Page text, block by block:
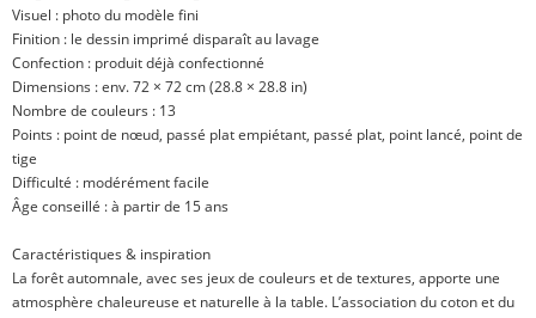
Visuel : photo du modèle fini
Finition : le dessin imprimé disparaît au lavage
Confection : produit déjà confectionné
Dimensions : env. 72 × 72 cm (28.8 × 28.8 in)
Nombre de couleurs : 13
Points : point de nœud, passé plat empiétant, passé plat, point lancé, point de
tige
Difficulté : modérément facile
Âge conseillé : à partir de 15 ans
Caractéristiques & inspiration
La forêt automnale, avec ses jeux de couleurs et de textures, apporte une
atmosphère chaleureuse et naturelle à la table. L’association du coton et du